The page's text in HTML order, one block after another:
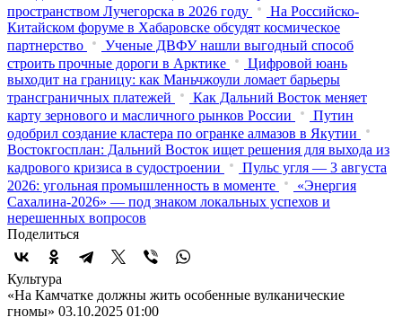
пространством Лучегорска в 2026 году
На Российско-
Китайском форуме в Хабаровске обсудят космическое
партнерство
Ученые ДВФУ нашли выгодный способ
строить прочные дороги в Арктике
Цифровой юань
выходит на границу: как Маньчжоули ломает барьеры
трансграничных платежей
Как Дальний Восток меняет
карту зернового и масличного рынков России
Путин
одобрил создание кластера по огранке алмазов в Якутии
Востокгосплан: Дальний Восток ищет решения для выхода из
кадрового кризиса в судостроении
Пульс угля — 3 августа
2026: угольная промышленность в моменте
«Энергия
Сахалина-2026» — под знаком локальных успехов и
нерешенных вопросов
Поделиться
Культура
«На Камчатке должны жить особенные вулканические
гномы» 03.10.2025 01:00